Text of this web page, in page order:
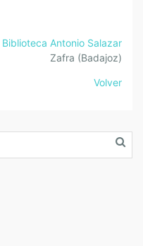
Biblioteca Antonio Salazar
Zafra (Badajoz)
Volver